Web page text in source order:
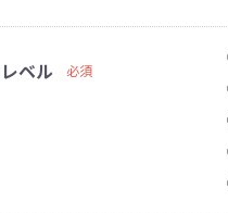
ベル 必須